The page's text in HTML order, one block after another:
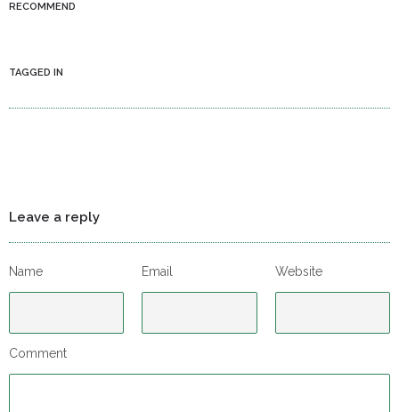
RECOMMEND
TAGGED IN
Leave a reply
Name Email Website
Comment